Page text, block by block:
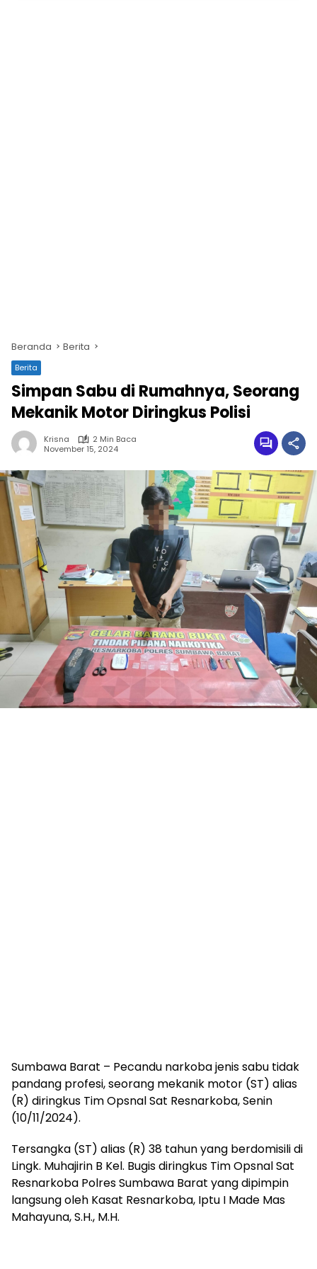
Beranda Berita
Berita
Simpan Sabu di Rumahnya, Seorang
Mekanik Motor Diringkus Polisi
Krisna
2 Min Baca
November 15, 2024
Sumbawa Barat – Pecandu narkoba jenis sabu tidak
pandang profesi, seorang mekanik motor (ST) alias
(R) diringkus Tim Opsnal Sat Resnarkoba, Senin
(10/11/2024).
Tersangka (ST) alias (R) 38 tahun yang berdomisili di
Lingk. Muhajirin B Kel. Bugis diringkus Tim Opsnal Sat
Resnarkoba Polres Sumbawa Barat yang dipimpin
langsung oleh Kasat Resnarkoba, Iptu I Made Mas
Mahayuna, S.H., M.H.